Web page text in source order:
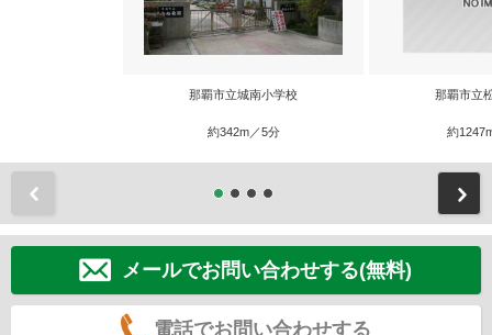
那覇市立城南小学校
約342m／5分
那覇市立
約
メールでお問い合わせする(無料)
電話でお問い合わせする